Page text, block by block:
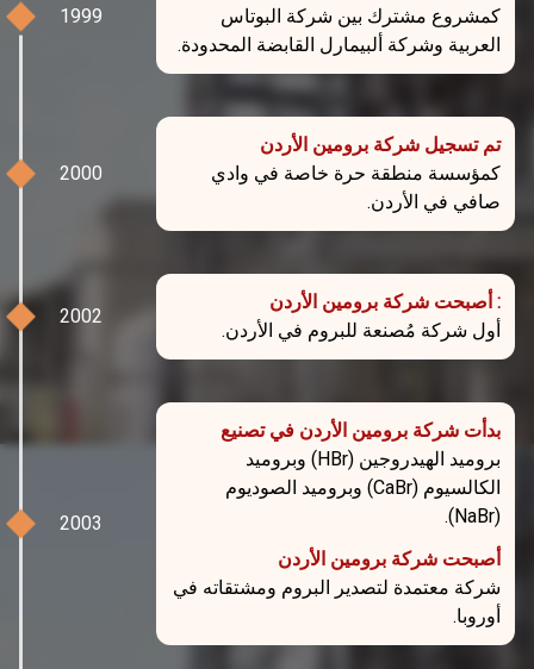
كمشروع مشترك بين شركة البوتاس
العربية وشركة ألبيمارل القابضة المحدودة.
تم تسجيل شركة برومين الأردن
كمؤسسة منطقة حرة خاصة في وادي
صافي في الأردن.
: أصبحت شركة برومين الأردن
أول شركة مُصنعة للبروم في الأردن.
بدأت شركة برومين الأردن في تصنيع
بروميد الهيدروجين (HBr) وبروميد
الكالسيوم (CaBr) وبروميد الصوديوم
(NaBr).
أصبحت شركة برومين الأردن
شركة معتمدة لتصدير البروم ومشتقاته في
أوروبا.